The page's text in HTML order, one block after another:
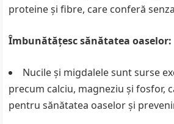
proteine și fibre, care conferă
Îmbunătățesc sănătatea oaselor:
Nucile și migdalele sunt surse
precum calciu, magneziu și fosfor,
pentru sănătatea oaselor și